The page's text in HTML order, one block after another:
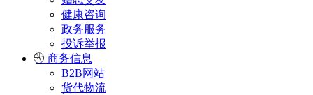
健康咨询
政务服务
投诉举报
商务信息
B2B网站
货代物流